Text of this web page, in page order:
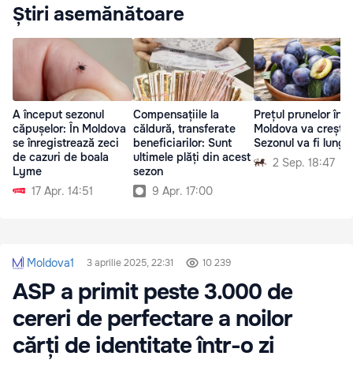
Știri asemănătoare
A început sezonul
căpușelor: În Moldova
se înregistrează zeci
de cazuri de boala
Lyme
17 Apr. 14:51
Compensațiile la
căldură, transferate
beneficiarilor: Sunt
ultimele plăți din acest
sezon
9 Apr. 17:00
Prețul prunelor în
Moldova va crește.
Sezonul va fi lung
2 Sep. 18:47
Moldova1 3 aprilie 2025, 22:31 10 239
ASP a primit peste 3.000 de
cereri de perfectare a noilor
cărți de identitate într-o zi